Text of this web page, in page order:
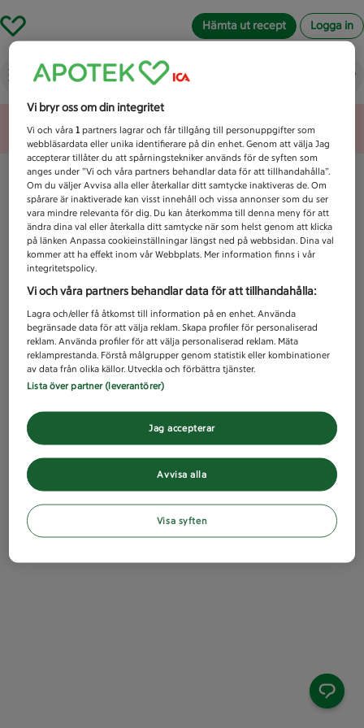
Hämta ut recept Logga in
Vad letar du efter idag?
Unknown error
Vi bryr oss om din integritet
Vi och våra1 partners lagrar och får tillgång till personuppgifter som
webbläsardata eller unika identifierare på din enhet. Genom att välja Jag
accepterar tillåter du att spårningstekniker används för de syften som
anges under ”Vi och våra partners behandlar data för att tillhandahålla”.
Om du väljer Avvisa alla eller återkallar ditt samtycke inaktiveras de. Om
spårare är inaktiverade kan visst innehåll och vissa annonser som du ser
vara mindre relevanta för dig. Du kan återkomma till denna meny för att
ändra dina val eller återkalla ditt samtycke när som helst genom att klicka
på länken Anpassa cookieinställningar längst ned på webbsidan. Dina val
kommer att ha effekt inom vår Webbplats. Mer information finns i vår
integritetspolicy.
Vi och våra partners behandlar data för att tillhandahålla:
Lagra och/eller få åtkomst till information på en enhet. Använda
begränsade data för att välja reklam. Skapa profiler för personaliserad
reklam. Använda profiler för att välja personaliserad reklam. Mäta
reklamprestanda. Förstå målgrupper genom statistik eller kombinationer
av data från olika källor. Utveckla och förbättra tjänster.
Lista över partner (leverantörer)
Avvisa alla
Jag accepterar
Visa syften